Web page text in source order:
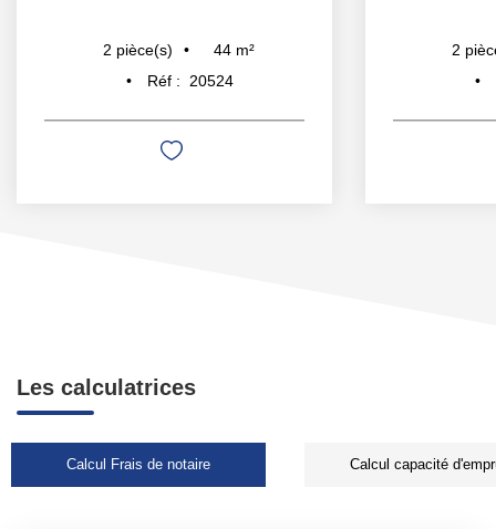
2 pièce(s) 44 m²
Réf :
20524
2
Les calculatrices
Calcul Frais de notaire Calcul capacité